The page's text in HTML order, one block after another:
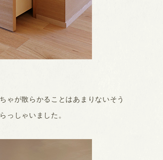
ゃが散らかることはあまりないそう
っしゃいました。